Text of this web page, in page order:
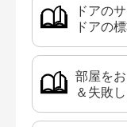
ドアの
ドアの
部屋を
＆失敗